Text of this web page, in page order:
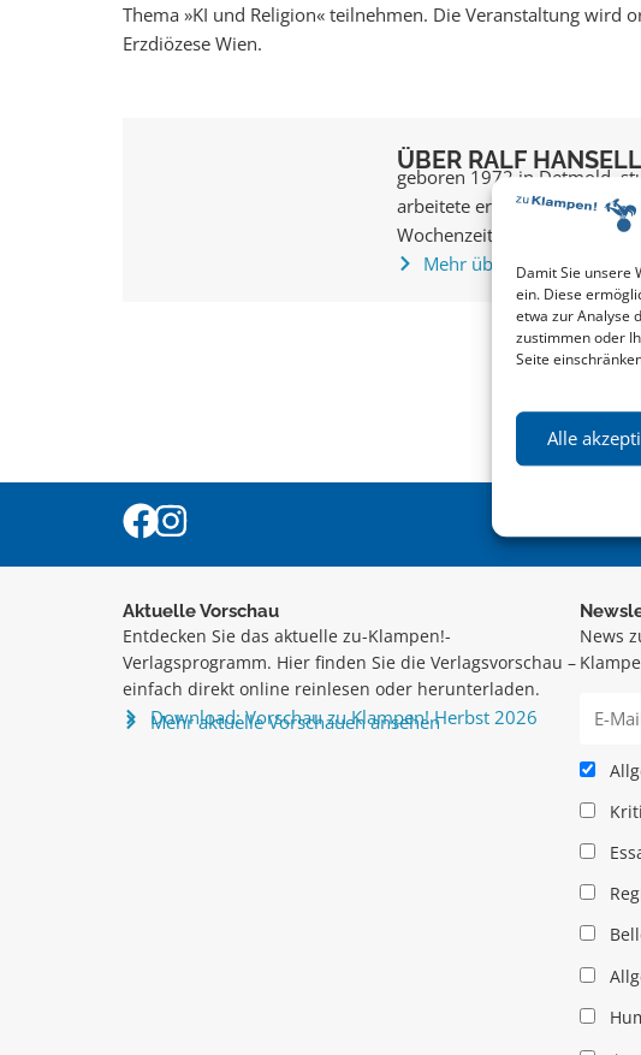
Damit Sie unsere
ein. Diese
etwa zur Analyse
zustimmen oder
Seite
Alle
Thema »KI und Religion« teilnehmen. Die Veranstaltung
Erzdiözese Wien.
ÜBER RALF
geboren 1972 in Detmold,
arbeitete er als freier
Wochenzeitungen. 2021
Mehr über Ralf
Hanselle
Aktuelle Vorschau
Entdecken Sie das aktuelle zu-Klampen!-
Verlagsprogramm. Hier finden Sie die Verlagsvorschau –
einfach direkt online reinlesen oder herunterladen.
Download: Vorschau zu Klampen! Herbst 2026
Mehr aktuelle Vorschauen ansehen
News